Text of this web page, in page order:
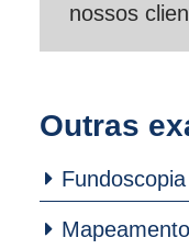
nossos
Outras
Fundoscopia